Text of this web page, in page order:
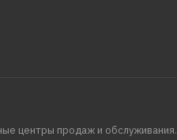
центры продаж и обслуживания.